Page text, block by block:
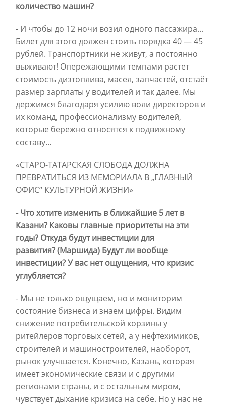
количество машин?
- И чтобы до 12 ночи возил одного пассажира...
Билет для этого должен стоить порядка 40 — 45
рублей. Транспортники не живут, а постоянно
выживают! Опережающими темпами растет
стоимость дизтоплива, масел, запчастей, отстаёт
размер зарплаты у водителей и так далее. Мы
держимся благодаря усилию воли директоров и
их команд, профессионализму водителей,
которые бережно относятся к подвижному
составу...
«СТАРО-ТАТАРСКАЯ СЛОБОДА ДОЛЖНА
ПРЕВРАТИТЬСЯ ИЗ МЕМОРИАЛА В „ГЛАВНЫЙ
ОФИС“ КУЛЬТУРНОЙ ЖИЗНИ»
- Что хотите изменить в ближайшие 5 лет в
Казани? Каковы главные приоритеты на эти
годы? Откуда будут инвестиции для
развития? (Маршида) Будут ли вообще
инвестиции? У вас нет ощущения, что кризис
углубляется?
- Мы не только ощущаем, но и мониторим
состояние бизнеса и знаем цифры. Видим
снижение потребительской корзины у
ритейлеров торговых сетей, а у нефтехимиков,
строителей и машиностроителей, наоборот,
рынок улучшается. Конечно, Казань, которая
имеет экономические связи и с другими
регионами страны, и с остальным миром,
чувствует дыхание кризиса на себе. Но у нас не